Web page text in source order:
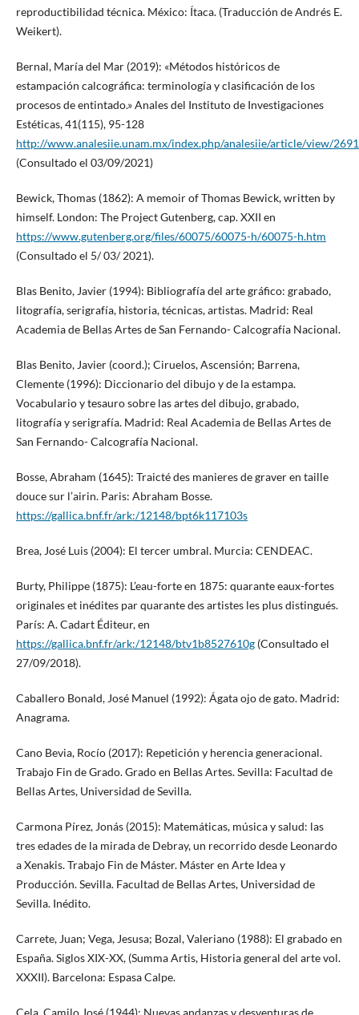
reproductibilidad técnica. México: Ítaca. (Traducción de Andrés E.
Weikert).
Bernal, María del Mar (2019): «Métodos históricos de
estampación calcográfica: terminología y clasificación de los
procesos de entintado.» Anales del Instituto de Investigaciones
Estéticas, 41(115), 95-128
http://www.analesiie.unam.mx/index.php/analesiie/article/view/2691
(Consultado el 03/09/2021)
Bewick, Thomas (1862): A memoir of Thomas Bewick, written by
himself. London: The Project Gutenberg, cap. XXII en
https://www.gutenberg.org/files/60075/60075-h/60075-h.htm
(Consultado el 5/ 03/ 2021).
Blas Benito, Javier (1994): Bibliografía del arte gráfico: grabado,
litografía, serigrafía, historia, técnicas, artistas. Madrid: Real
Academia de Bellas Artes de San Fernando- Calcografía Nacional.
Blas Benito, Javier (coord.); Ciruelos, Ascensión; Barrena,
Clemente (1996): Diccionario del dibujo y de la estampa.
Vocabulario y tesauro sobre las artes del dibujo, grabado,
litografía y serigrafía. Madrid: Real Academia de Bellas Artes de
San Fernando- Calcografía Nacional.
Bosse, Abraham (1645): Traicté des manieres de graver en taille
douce sur l’airin. Paris: Abraham Bosse.
https://gallica.bnf.fr/ark:/12148/bpt6k117103s
Brea, José Luis (2004): El tercer umbral. Murcia: CENDEAC.
Burty, Philippe (1875): L’eau-forte en 1875: quarante eaux-fortes
originales et inédites par quarante des artistes les plus distingués.
París: A. Cadart Éditeur, en
https://gallica.bnf.fr/ark:/12148/btv1b8527610g(Consultado el
27/09/2018).
Caballero Bonald, José Manuel (1992): Ágata ojo de gato. Madrid:
Anagrama.
Cano Bevia, Rocío (2017): Repetición y herencia generacional.
Trabajo Fin de Grado. Grado en Bellas Artes. Sevilla: Facultad de
Bellas Artes, Universidad de Sevilla.
Carmona Pírez, Jonás (2015): Matemáticas, música y salud: las
tres edades de la mirada de Debray, un recorrido desde Leonardo
a Xenakis. Trabajo Fin de Máster. Máster en Arte Idea y
Producción. Sevilla. Facultad de Bellas Artes, Universidad de
Sevilla. Inédito.
Carrete, Juan; Vega, Jesusa; Bozal, Valeriano (1988): El grabado en
España. Siglos XIX-XX, (Summa Artis, Historia general del arte vol.
XXXII). Barcelona: Espasa Calpe.
Cela, Camilo José (1944): Nuevas andanzas y desventuras de